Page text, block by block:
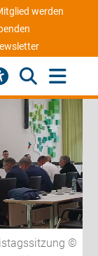
werden
©